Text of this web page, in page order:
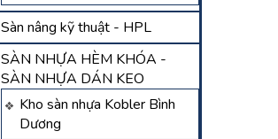
Sàn nâng kỹ thuật - HPL
SÀN NHỰA HÈM KHÓA -
SÀN NHỰA DÁN KEO
Kho sàn nhựa Kobler Bình
Dương